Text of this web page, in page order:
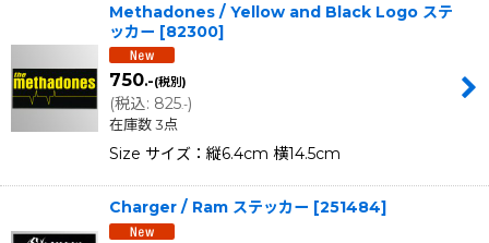
Methadones / Yellow and Black Logo ステ
ッカー [82300]
750.-(税別)
(税込: 825.-)
在庫数 3点
Size サイズ：縦6.4cm 横14.5cm
Charger / Ram ステッカー [251484]